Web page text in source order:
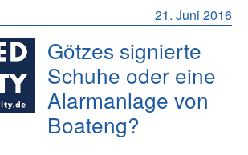
21. Juni 2016
Götzes signierte
Schuhe oder eine
Alarmanlage von
Boateng?